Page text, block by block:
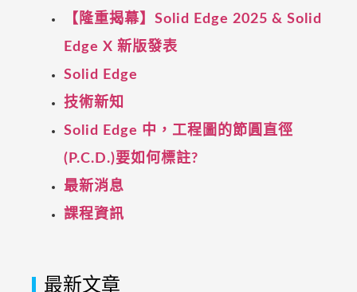
【隆重揭幕】Solid Edge 2025 & Solid
Edge X 新版發表
Solid Edge
技術新知
Solid Edge 中，工程圖的節圓直徑
(P.C.D.)要如何標註?
最新消息
課程資訊
最新文章